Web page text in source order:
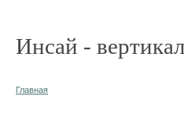
Инсай -
Главная